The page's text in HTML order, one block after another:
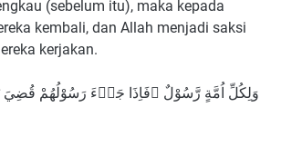
(sebelum itu), maka kepada
kembali, dan Allah menjadi saksi
kerjakan.
وَلِكُلِّ اُمَّةٍ رَّسُوْلٌ ۚفَاِذَا جَاۤءَ رَسُوْلُهُمْ قُضِيَ